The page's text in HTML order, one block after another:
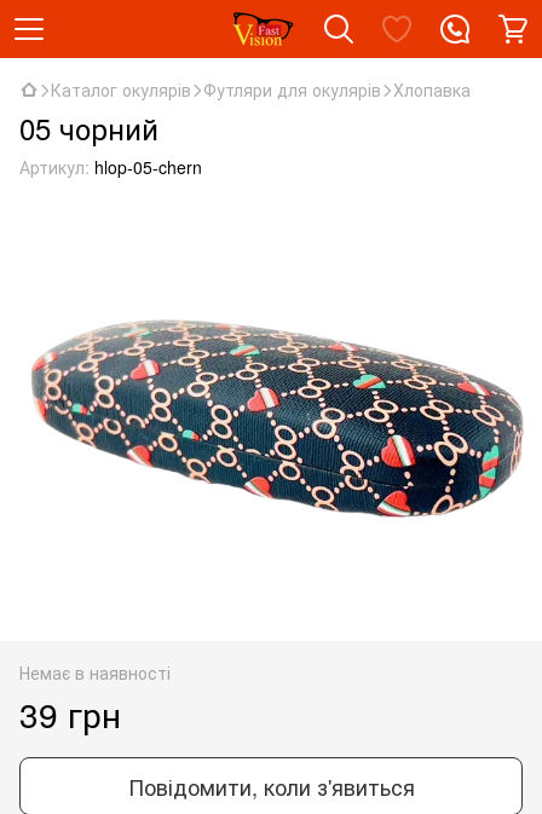
Каталог окулярів Футляри для окулярів Хлопавка
05 чорний
Артикул: hlop-05-chern
Немає в наявності
39 грн
Повідомити, коли з'явиться